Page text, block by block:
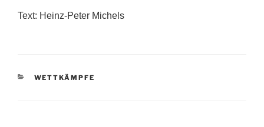
Text: Heinz-Peter Michels
KATEGORIEN
WETTKÄMPFE